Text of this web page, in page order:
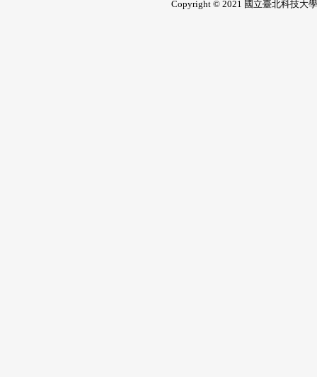
Copyright © 2021 國立臺北科技大